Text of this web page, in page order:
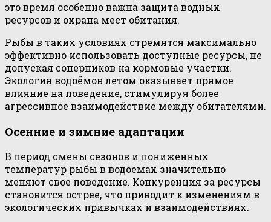
это время особенно важна защита водных
ресурсов и охрана мест обитания.
Рыбы в таких условиях стремятся максимально
эффективно использовать доступные ресурсы, не
допуская соперников на кормовые участки.
Экология водоёмов летом оказывает прямое
влияние на поведение, стимулируя более
агрессивное взаимодействие между обитателями.
Осенние и зимние адаптации
В период смены сезонов и пониженных
температур рыбы в водоемах значительно
меняют свое поведение. Конкуренция за ресурсы
становится острее, что приводит к изменениям в
экологических привычках и взаимодействиях.